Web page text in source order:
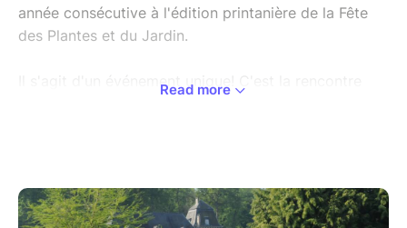
année consécutive à l'édition printanière de la Fête
des Plantes et du Jardin.
Il s'agit d'un événement unique! C'est la rencontre
Au programme: animations, conférences et bien
Read more